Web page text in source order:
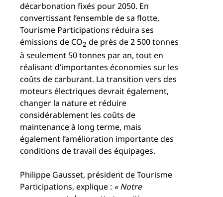
décarbonation fixés pour 2050. En
convertissant l’ensemble de sa flotte,
Tourisme Participations réduira ses
émissions de CO2 de près de 2 500 tonnes
à seulement 50 tonnes par an, tout en
réalisant d’importantes économies sur les
coûts de carburant. La transition vers des
moteurs électriques devrait également,
changer la nature et réduire
considérablement les coûts de
maintenance à long terme, mais
également l’amélioration importante des
conditions de travail des équipages.
Philippe Gausset, président de Tourisme
Participations, explique : « Notre